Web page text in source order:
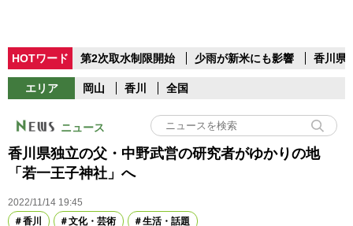
HOTワード 第2次取水制限開始 少雨が新米にも影響 香川県
エリア 岡山 香川 全国
ニュース
香川県独立の父・中野武営の研究者がゆかりの地
「若一王子神社」へ
2022/11/14 19:45
香川
文化・芸術 生活・話題